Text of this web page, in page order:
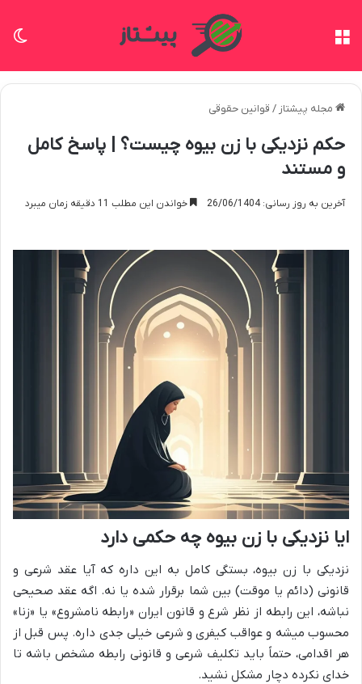
مجله پیشتاز / قوانین حقوقی
حکم نزدیکی با زن بیوه چیست؟ | پاسخ کامل
و مستند
آخرین به روز رسانی: 26/06/1404 خواندن این مطلب 11 دقیقه زمان میبرد
ایا نزدیکی با زن بیوه چه حکمی دارد
نزدیکی با زن بیوه، بستگی کامل به این داره که آیا عقد شرعی و
قانونی (دائم یا موقت) بین شما برقرار شده یا نه. اگه عقد صحیحی
نباشه، این رابطه از نظر شرع و قانون ایران «رابطه نامشروع» یا «زنا»
محسوب میشه و عواقب کیفری و شرعی خیلی جدی داره. پس قبل از
هر اقدامی، حتماً باید تکلیف شرعی و قانونی رابطه مشخص باشه تا
خدای نکرده دچار مشکل نشید.